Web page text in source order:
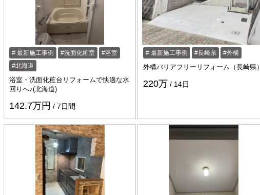
最新施工事例 洗面化粧室
浴室
北海道
浴室・洗面化粧台リフォームで快適な水
回りへ♪(北海道)
142.7万円 7日間
最新施工事例 長崎県 外構
外構バリアフリーリフォーム（長崎県）
220万 14日